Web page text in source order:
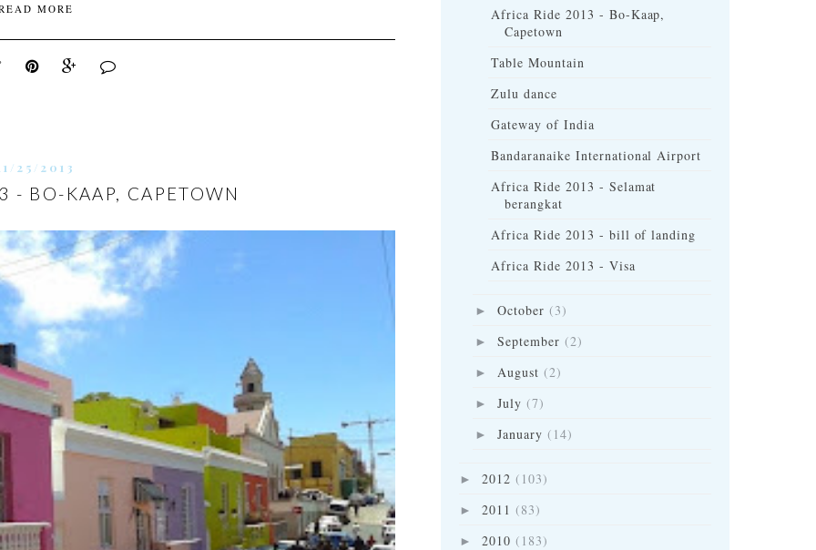
MORE
25/2013
- BO-KAAP, CAPETOWN
Africa Ride 2013 - Bo-Kaap,
Capetown
Table Mountain
Zulu dance
Gateway of India
Bandaranaike International Airport
Africa Ride 2013 - Selamat
berangkat
Africa Ride 2013 - bill of landing
Africa Ride 2013 - Visa
► October (3)
► September (2)
► August (2)
► July (7)
► January (14)
► 2012 (103)
► 2011 (83)
► 2010 (183)